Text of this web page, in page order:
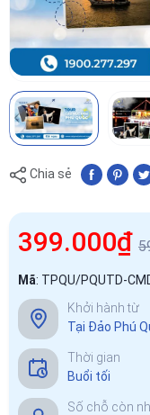
Chia sẻ
399.000₫
Mã: TPQU/PQUTD-
Khởi hành từ
Tại Đảo Phú
Thời gian
Buổi tối
Số chỗ còn